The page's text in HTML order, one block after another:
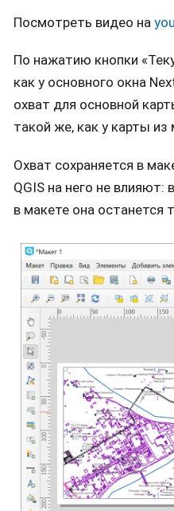
Посмотреть видео на
По нажатию кнопки
как у основного окна
охват для основной
такой же, как у карты из
Охват сохраняется в
QGIS на него не
в макете она останется